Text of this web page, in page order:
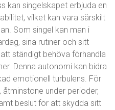
kan singelskapet erbjuda en
vilket kan vara särskilt
Som singel kan man i
sina rutiner och sitt
ständigt behöva förhandla
Denna autonomi kan bidra
emotionell turbulens. För
under perioder,
beslut för att skydda sitt